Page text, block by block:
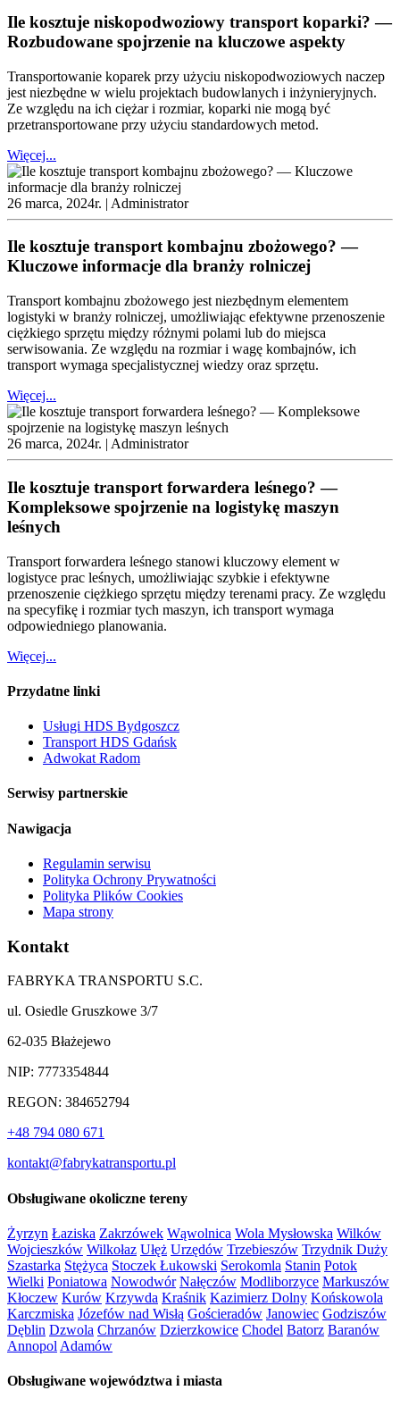
Ile kosztuje niskopodwoziowy transport koparki? —
Rozbudowane spojrzenie na kluczowe aspekty
Transportowanie koparek przy użyciu niskopodwoziowych naczep
jest niezbędne w wielu projektach budowlanych i inżynieryjnych.
Ze względu na ich ciężar i rozmiar, koparki nie mogą być
przetransportowane przy użyciu standardowych metod.
Więcej...
26 marca, 2024r. | Administrator
Ile kosztuje transport kombajnu zbożowego? —
Kluczowe informacje dla branży rolniczej
Transport kombajnu zbożowego jest niezbędnym elementem
logistyki w branży rolniczej, umożliwiając efektywne przenoszenie
ciężkiego sprzętu między różnymi polami lub do miejsca
serwisowania. Ze względu na rozmiar i wagę kombajnów, ich
transport wymaga specjalistycznej wiedzy oraz sprzętu.
Więcej...
26 marca, 2024r. | Administrator
Ile kosztuje transport forwardera leśnego? —
Kompleksowe spojrzenie na logistykę maszyn
leśnych
Transport forwardera leśnego stanowi kluczowy element w
logistyce prac leśnych, umożliwiając szybkie i efektywne
przenoszenie ciężkiego sprzętu między terenami pracy. Ze względu
na specyfikę i rozmiar tych maszyn, ich transport wymaga
odpowiedniego planowania.
Więcej...
Przydatne linki
Usługi HDS Bydgoszcz
Transport HDS Gdańsk
Adwokat Radom
Serwisy partnerskie
Nawigacja
Regulamin serwisu
Polityka Ochrony Prywatności
Polityka Plików Cookies
Mapa strony
Kontakt
FABRYKA TRANSPORTU S.C.
ul. Osiedle Gruszkowe 3/7
62-035 Błażejewo
NIP: 7773354844
REGON: 384652794
+48 794 080 671
kontakt@fabrykatransportu.pl
Obsługiwane okoliczne tereny
Żyrzyn Łaziska Zakrzówek Wąwolnica Wola Mysłowska Wilków
Wojcieszków Wilkołaz Ułęż Urzędów Trzebieszów Trzydnik Duży
Szastarka Stężyca Stoczek Łukowski Serokomla Stanin Potok
Wielki Poniatowa Nowodwór Nałęczów Modliborzyce Markuszów
Kłoczew Kurów Krzywda Kraśnik Kazimierz Dolny Końskowola
Karczmiska Józefów nad Wisłą Gościeradów Janowiec Godziszów
Dęblin Dzwola Chrzanów Dzierzkowice Chodel Batorz Baranów
Annopol Adamów
Obsługiwane województwa i miasta